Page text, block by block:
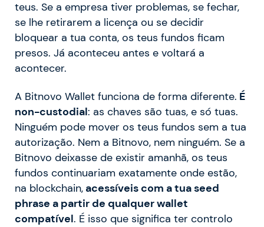
teus. Se a empresa tiver problemas, se fechar,
se lhe retirarem a licença ou se decidir
bloquear a tua conta, os teus fundos ficam
presos. Já aconteceu antes e voltará a
acontecer.
A Bitnovo Wallet funciona de forma diferente. É
non-custodial: as chaves são tuas, e só tuas.
Ninguém pode mover os teus fundos sem a tua
autorização. Nem a Bitnovo, nem ninguém. Se a
Bitnovo deixasse de existir amanhã, os teus
fundos continuariam exatamente onde estão,
na blockchain, acessíveis com a tua seed
phrase a partir de qualquer wallet
compatível. É isso que significa ter controlo